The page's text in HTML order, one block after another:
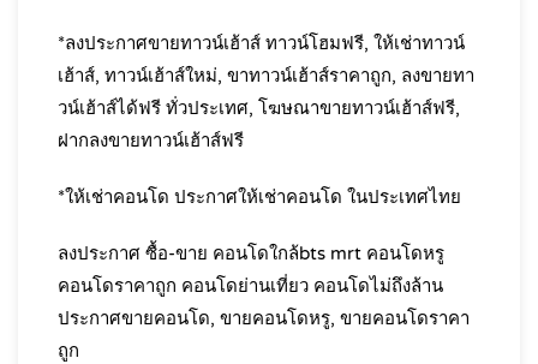
*ลงประกาศขายทาวน์เฮ้าส์ ทาวน์โฮมฟรี, ให้เช่าทาวน์
เฮ้าส์, ทาวน์เฮ้าส์ใหม่, ขาทาวน์เฮ้าส์ราคาถูก, ลงขายทา
วน์เฮ้าส์ได้ฟรี ทั่วประเทศ, โฆษณาขายทาวน์เฮ้าส์ฟรี,
ฝากลงขายทาวน์เฮ้าส์ฟรี
*ให้เช่าคอนโด ประกาศให้เช่าคอนโด ในประเทศไทย
ลงประกาศ ซื้อ-ขาย คอนโดใกล้bts mrt คอนโดหรู
คอนโดราคาถูก คอนโดย่านเที่ยว คอนโดไม่ถึงล้าน
ประกาศขายคอนโด, ขายคอนโดหรู, ขายคอนโดราคา
ถูก